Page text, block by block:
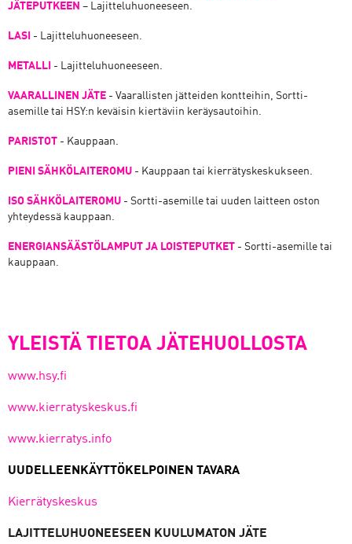
JÄTEPUTKEEN – Lajitteluhuoneeseen.
LASI - Lajitteluhuoneeseen.
METALLI - Lajitteluhuoneeseen.
VAARALLINEN JÄTE - Vaarallisten jätteiden kontteihin, Sortti-
asemille tai HSY:n keväisin kiertäviin keräysautoihin.
PARISTOT - Kauppaan.
PIENI SÄHKÖLAITEROMU - Kauppaan tai kierrätyskeskukseen.
ISO SÄHKÖLAITEROMU - Sortti-asemille tai uuden laitteen oston
yhteydessä kauppaan.
ENERGIANSÄÄSTÖLAMPUT JA LOISTEPUTKET - Sortti-asemille tai
kauppaan.
YLEISTÄ TIETOA JÄTEHUOLLOSTA
www.hsy.fi
www.kierratyskeskus.fi
www.kierratys.info
UUDELLEENKÄYTTÖKELPOINEN TAVARA
Kierrätyskeskus
LAJITTELUHUONEESEEN KUULUMATON JÄTE